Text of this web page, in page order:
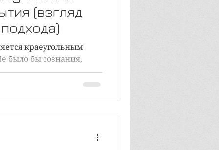
(взгляд
краеугольным
было бы сознания,
какими-либо
и таинства в той
материализма
гегемонию в этом
от сознания и